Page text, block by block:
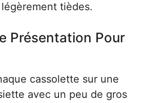
tièdes.
Présentation Pour
cassolette sur une
avec un peu de gros